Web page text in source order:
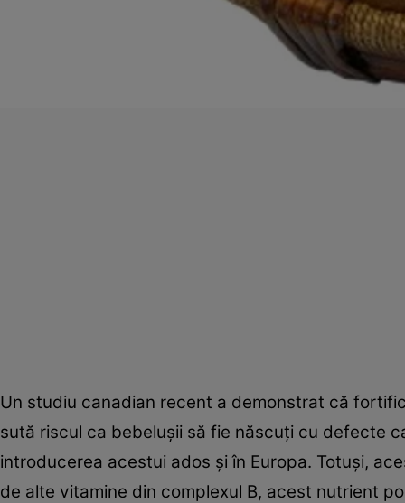
Un studiu canadian recent a demonstrat că
sută riscul ca bebeluşii să fie născuţi cu defecte
introducerea acestui ados şi în Europa. Totuşi,
de alte vitamine din complexul B, acest nutrient